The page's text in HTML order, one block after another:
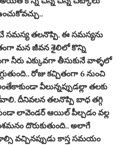
సమస్య తలనొప్పి. ఈ సమస్యను
మన జీవన శైలిలో కొన్ని
నీరు ఎక్కువగా తీసుకునే వాళ్ళలో
రోజు కచ్చితంగా 6 నుంచి
వీలున్నప్పుడల్లా తలకు
దీనివలన తలనొప్పి బాధ తగ్గి
లావెండర్ ఆయిల్ పీల్చడం వల్ల
దొరుకుతుంది.. అలాగే
వచ్చినప్పుడు కాస్త సమయం